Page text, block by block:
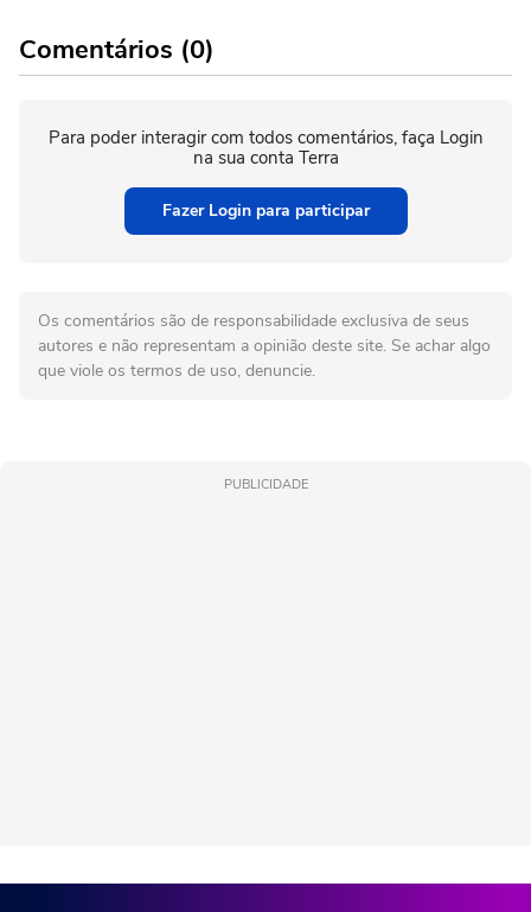
Comentários (0)
Para poder interagir com todos comentários, faça Login
na sua conta Terra
Fazer Login para participar
Os comentários são de responsabilidade exclusiva de seus
autores e não representam a opinião deste site. Se achar algo
que viole os termos de uso, denuncie.
PUBLICIDADE